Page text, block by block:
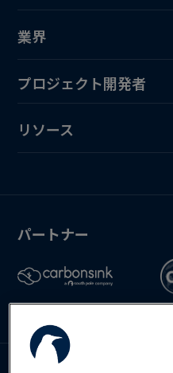
業界
プロジェクト開発者
リソース
パートナー